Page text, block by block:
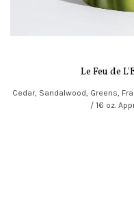
Le Feu de
Cedar, Sandalwood, Greens,
/ 16 oz.